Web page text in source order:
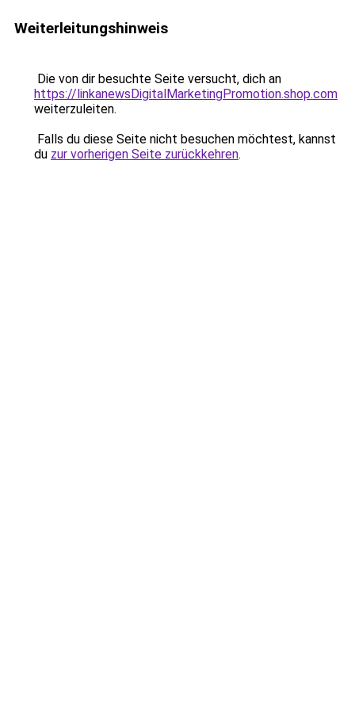
Weiterleitungshinweis
Die von dir besuchte Seite versucht, dich an
https://linkanewsDigitalMarketingPromotion.shop.com
weiterzuleiten.
Falls du diese Seite nicht besuchen möchtest, kannst
du zur vorherigen Seite zurückkehren.